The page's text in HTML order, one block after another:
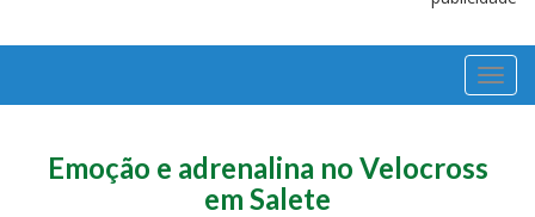
Emoção e adrenalina no Velocross
em Salete